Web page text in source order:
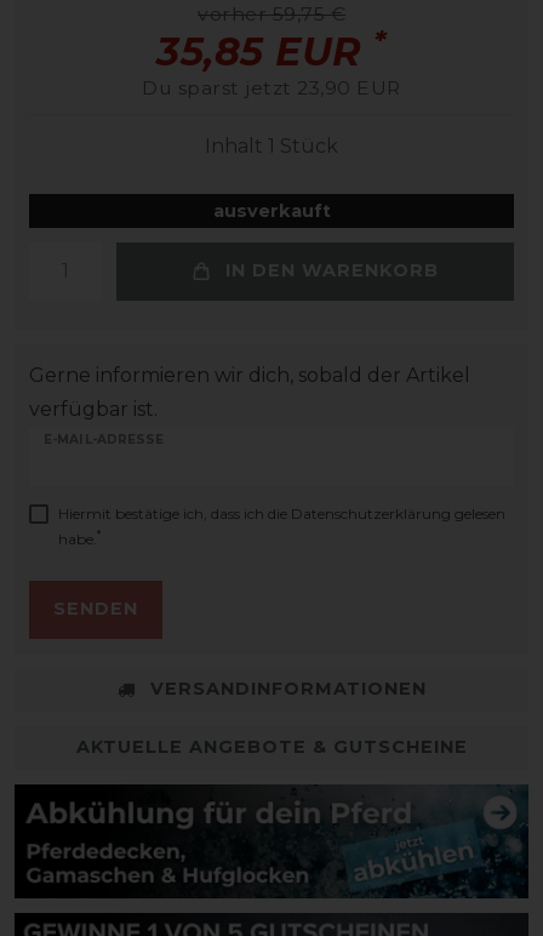
vorher 59,75 €
35,85 EUR *
Du sparst jetzt 23,90 EUR
Inhalt 1 Stück
ausverkauft
IN DEN WARENKORB
Gerne informieren wir dich, sobald der Artikel
verfügbar ist.
E-MAIL-ADRESSE
Hiermit bestätige ich, dass ich die Daten­schutz­erklärung gelesen
habe. *
SENDEN
VERSANDINFORMATIONEN
AKTUELLE ANGEBOTE & GUTSCHEINE